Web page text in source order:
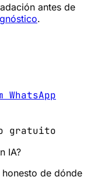
antes de
.
WhatsApp
gratuito
IA?
de dónde